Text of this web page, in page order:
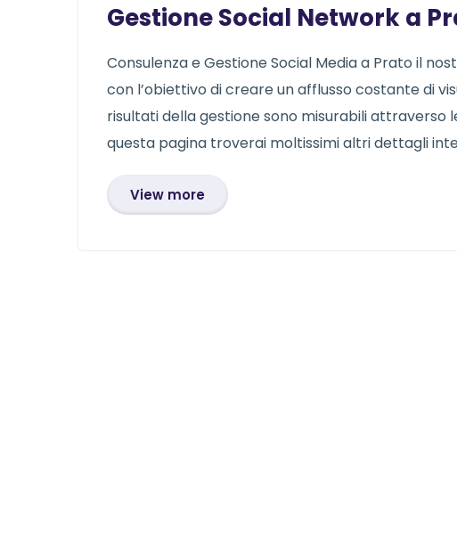
Gestione Social Network a
Consulenza e Gestione Social Media a Prato il
con l’obiettivo di creare un afflusso costante di
risultati della gestione sono misurabili
questa pagina troverai moltissimi altri dettagli
View more